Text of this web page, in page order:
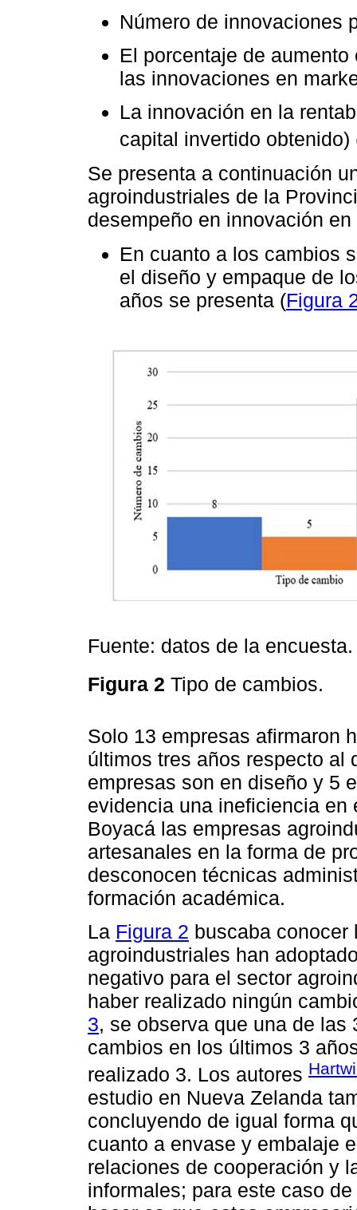
Número de innovaciones
El porcentaje de
las innovaciones en
La innovación en la
capital invertido obtenido)
Se presenta a continuación
agroindustriales de la
desempeño en innovación
En cuanto a los cambios
el diseño y empaque de
años se presenta (Figura
Fuente: datos de la encuesta.
Figura 2 Tipo de cambios.
Solo 13 empresas afirmaron
últimos tres años respecto al
empresas son en diseño y 5
evidencia una ineficiencia
Boyacá las empresas
artesanales en la forma de
desconocen técnicas
formación académica.
La Figura 2 buscaba conocer
agroindustriales han
negativo para el sector
haber realizado ningún
3, se observa que una de las
cambios en los últimos 3
realizado 3. Los autores
estudio en Nueva Zelanda
concluyendo de igual forma
cuanto a envase y embalaje
relaciones de cooperación y
informales; para este caso